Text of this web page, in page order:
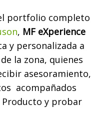
portfolio completo
, MF eXperience
y personalizada a
la zona, quienes
asesoramiento,
acompañados
Producto y probar